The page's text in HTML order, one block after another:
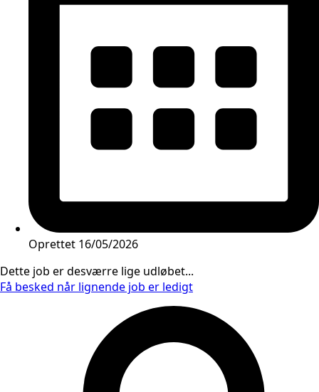
Oprettet 16/05/2026
Dette job er desværre lige udløbet...
Få besked når lignende job er ledigt